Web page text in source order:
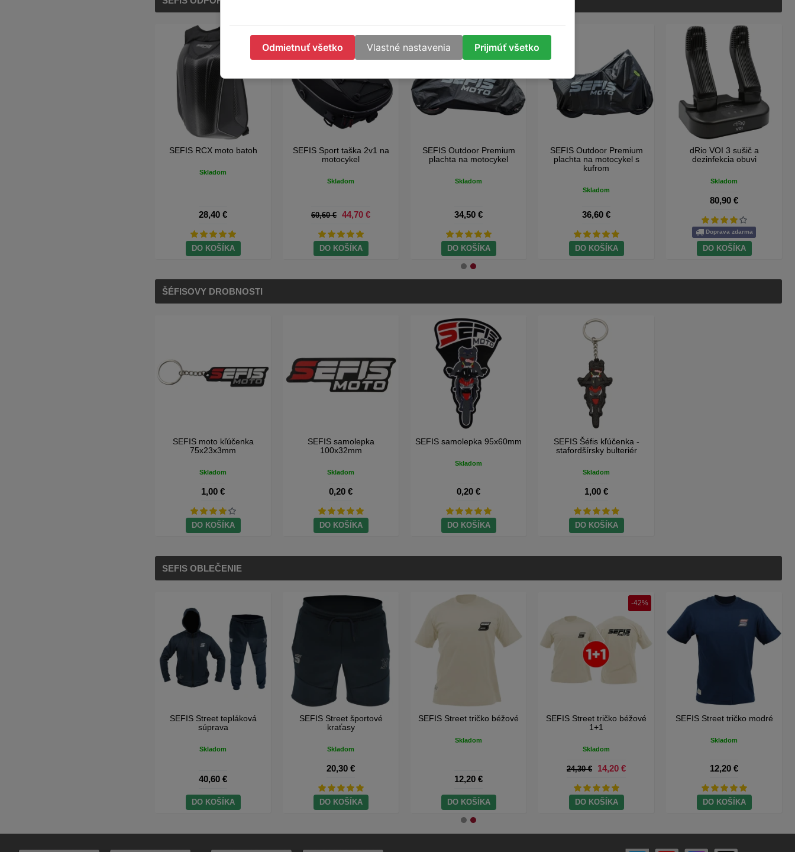
SEFIS RW + držiak telefónu
26,80 €
DO KOŠÍKA
SEFIS mikrovláknové trhacie
utierky 25x25cm 180GSM
6,10 €
DO KOŠÍKA
SEFIS Basic moto zámok s
alarmom
Skladom
24,40 €
DO KOŠÍKA
SEFIS kombinačný zámok s
reťazou 8mm 2M
28,40 €
DO KOŠÍKA
SEFIS RCX moto batoh
28,40 €
DO KOŠÍKA
ŠÉFISOVY DROBNOSTI
SEFIS moto kľúčenka
75x23x3mm
Skladom
1,00 €
DO KOŠÍKA
SEFIS samolepka
100x32mm
Skladom
0,20 €
DO KOŠÍKA
SEFIS samolepka 95x60mm
Skladom
0,20 €
DO KOŠÍKA
SEFIS Šéfis kľúčenka -
stafordšírsky bulteriér
Skladom
1,00 €
DO KOŠÍKA
SEFIS OBLEČENIE
SEFIS Street tepláková
súprava
Skladom
40,60 €
DO KOŠÍKA
SEFIS Street športové
kraťasy
Skladom
20,30 €
DO KOŠÍKA
SEFIS Street tričko béžové
Skladom
12,20 €
DO KOŠÍKA
-42%
SEFIS Street tričko béžové
1+1
Skladom
24,30 € 14,20 €
DO KOŠÍKA
SEFIS Street tričko modré
Skladom
12,20 €
DO KOŠÍKA
Odmietnuť všetko Vlastné nastavenia Prijmúť všetko